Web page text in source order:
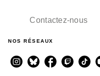
Contactez-nous
NOS RÉSEAUX